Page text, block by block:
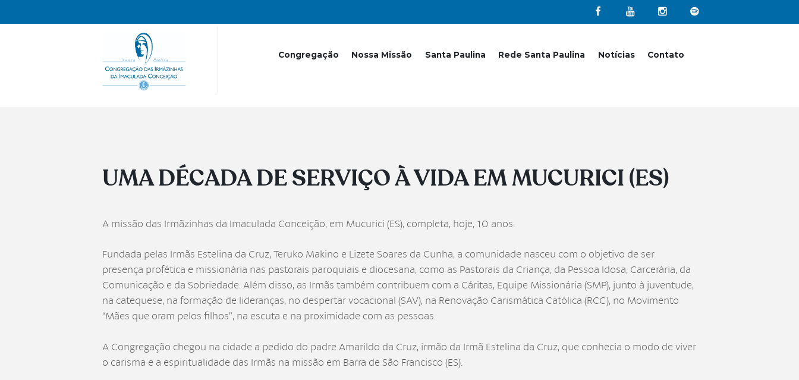
Congregação Nossa Missão Santa Paulina Rede Santa Paulina Notícias Contato
UMA DÉCADA DE SERVIÇO À VIDA EM MUCURICI (ES)
A missão das Irmãzinhas da Imaculada Conceição, em Mucurici (ES), completa, hoje, 10 anos.
Fundada pelas Irmãs Estelina da Cruz, Teruko Makino e Lizete Soares da Cunha, a comunidade nasceu com o objetivo de ser
presença profética e missionária nas pastorais paroquiais e diocesana, como as Pastorais da Criança, da Pessoa Idosa, Carcerária, da
Comunicação e da Sobriedade. Além disso, as Irmãs também contribuem com a Cáritas, Equipe Missionária (SMP), junto à juventude,
na catequese, na formação de lideranças, no despertar vocacional (SAV), na Renovação Carismática Católica (RCC), no Movimento
“Mães que oram pelos filhos”, na escuta e na proximidade com as pessoas.
A Congregação chegou na cidade a pedido do padre Amarildo da Cruz, irmão da Irmã Estelina da Cruz, que conhecia o modo de viver
o carisma e a espiritualidade das Irmãs na missão em Barra de São Francisco (ES).